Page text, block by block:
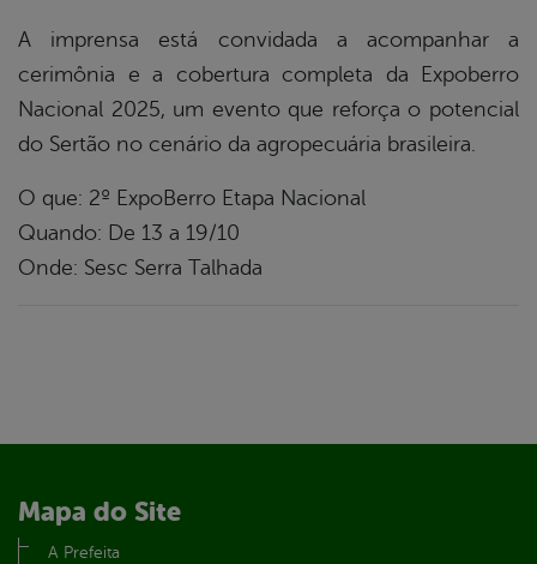
A imprensa está convidada a acompanhar a
cerimônia e a cobertura completa da Expoberro
Nacional 2025, um evento que reforça o potencial
do Sertão no cenário da agropecuária brasileira.
O que: 2º ExpoBerro Etapa Nacional
Quando: De 13 a 19/10
Onde: Sesc Serra Talhada
Mapa do Site
A Prefeita